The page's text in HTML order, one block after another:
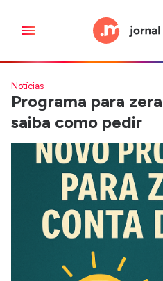
Notícias
Programa para
saiba como pedir